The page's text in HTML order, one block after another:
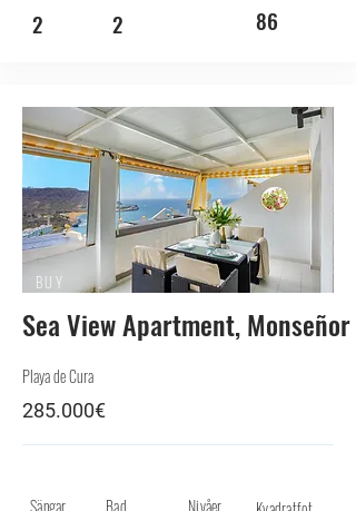
2 2 86
BUY
Sea View Apartment, Monseñor
Playa de Cura
285.000€
Sängar Bad Nivåer